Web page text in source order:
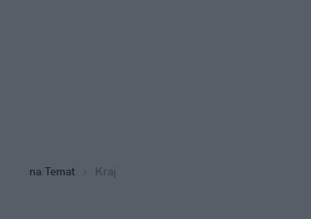
na:Temat Kraj